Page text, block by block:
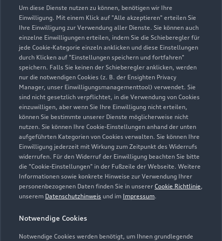
Um diese Dienste nutzen zu können, benötigen wir Ihre
Einwilligung. Mit einem Klick auf "Alle akzeptieren" erteilen Sie
Ihre Einwilligung zur Verwendung aller Dienste. Sie können auch
einzelne Einwilligungen erteilen, indem Sie die Schieberegler für
jede Cookie-Kategorie einzeln anklicken und diese Einstellungen
durch Klicken auf "Einstellungen speichern und fortfahren"
speichern. Falls Sie keinen der Schieberegler anklicken, werden
nur die notwendigen Cookies (z. B. der Ensighten Privacy
Manager, unser Einwilligungsmanagementtool) verwendet. Sie
sind nicht gesetzlich verpflichtet, in die Verwendung von Cookies
einzuwilligen, aber wenn Sie Ihre Einwilligung nicht erteilen,
können Sie bestimmte unserer Dienste möglicherweise nicht
nutzen. Sie können Ihre Cookie-Einstellungen anhand der unten
aufgeführten Kategorien von Cookies verwalten. Sie können Ihre
Einwilligung jederzeit mit Wirkung zum Zeitpunkt des Widerrufs
widerrufen. Für den Widerruf der Einwilligung beachten Sie bitte
die "Cookie-Einstellungen" in der Fußzeile der Webseite. Weitere
Informationen sowie konkrete Hinweise zur Verwendung Ihrer
personenbezogenen Daten finden Sie in unserer Cookie Richtlinie,
unserem Datenschutzhinweis und im Impressum.
Notwendige Cookies
Notwendige Cookies werden benötigt, um Ihnen grundlegende
und Ansprechpartner.
Zur Teamübersicht
Serviceberater kontaktieren
Servicetermin vereinbaren
Otto Grimm GmbH & Co.